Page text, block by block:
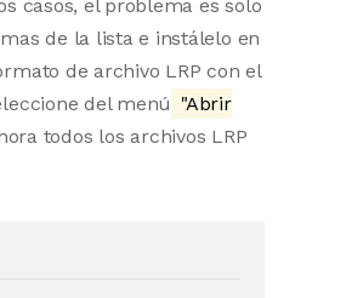
casos, el problema es solo
de la lista e instálelo en
de archivo LRP con el
del menú "Abrir
todos los archivos LRP